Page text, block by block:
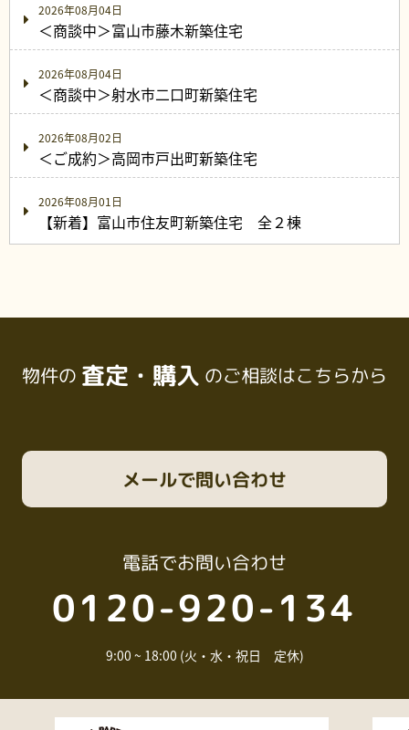
2026年08月04日
＜商談中＞富山市藤木新築住宅
2026年08月04日
＜商談中＞射水市二口町新築住宅
2026年08月02日
＜ご成約＞高岡市戸出町新築住宅
2026年08月01日
【新着】富山市住友町新築住宅 全２棟
物件の 査定・購入 のご相談はこちらから
電話でお問い合わせ
0120-920-134
9:00 ~ 18:00 (火・水・祝日 定休)
メールで問い合わせ